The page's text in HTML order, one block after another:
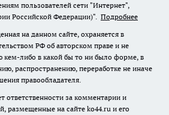
пользователей сети "Интернет",
Российской Федерации)". Подробнее
на данном сайте, охраняется в
РФ об авторском праве и не
кем-либо в какой бы то ни было форме, в
распространению, переработке не иначе
правообладателя.
ответственности за комментарии и
размещенные на сайте ko44.ru и его